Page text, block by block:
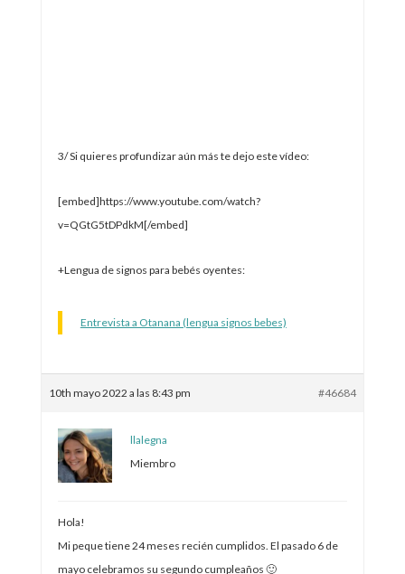
3/ Si quieres profundizar aún más te dejo este vídeo:
[embed]https://www.youtube.com/watch?
v=QGtG5tDPdkM[/embed]
+Lengua de signos para bebés oyentes:
Entrevista a Otanana (lengua signos bebes)
10th mayo 2022 a las 8:43 pm #46684
llalegna
Miembro
Hola!
Mi peque tiene 24 meses recién cumplidos. El pasado 6 de
mayo celebramos su segundo cumpleaños 🙂